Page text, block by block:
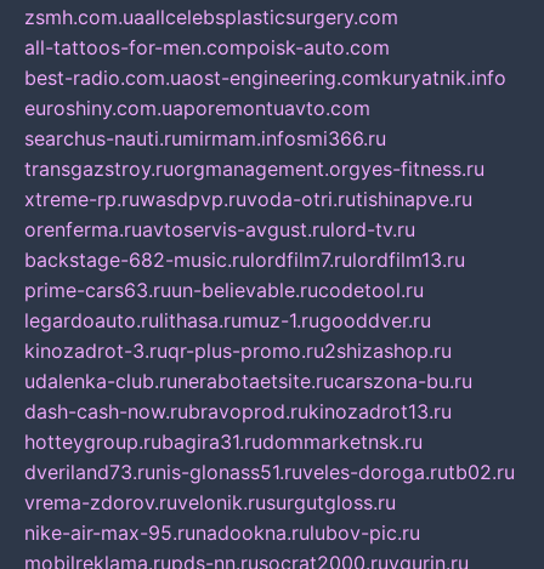
zsmh.com.uaallcelebsplasticsurgery.com
all-tattoos-for-men.compoisk-auto.com
best-radio.com.uaost-engineering.comkuryatnik.info
euroshiny.com.uaporemontuavto.com
searchus-nauti.rumirmam.infosmi366.ru
transgazstroy.ruorgmanagement.orgyes-fitness.ru
xtreme-rp.ruwasdpvp.ruvoda-otri.rutishinapve.ru
orenferma.ruavtoservis-avgust.rulord-tv.ru
backstage-682-music.rulordfilm7.rulordfilm13.ru
prime-cars63.ruun-believable.rucodetool.ru
legardoauto.rulithasa.rumuz-1.rugooddver.ru
kinozadrot-3.ruqr-plus-promo.ru2shizashop.ru
udalenka-club.runerabotaetsite.rucarszona-bu.ru
dash-cash-now.rubravoprod.rukinozadrot13.ru
hotteygroup.rubagira31.rudommarketnsk.ru
dveriland73.runis-glonass51.ruveles-doroga.rutb02.ru
vrema-zdorov.ruvelonik.rusurgutgloss.ru
nike-air-max-95.runadookna.rulubov-pic.ru
mobilreklama.rupds-nn.rusocrat2000.ruvgurin.ru